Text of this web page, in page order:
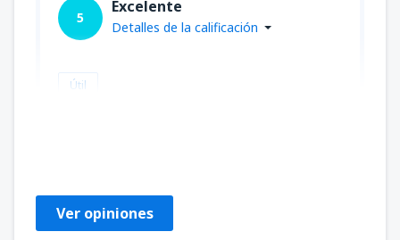
5
Excelente
Detalles de la calificación
Útil
Ver opiniones